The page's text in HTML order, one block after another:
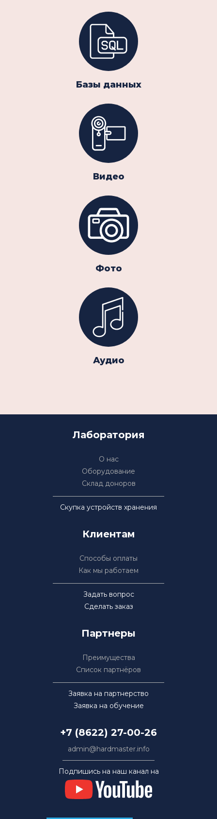
Базы данных
Видео
Фото
Аудио
Лаборатория
О нас
Оборудование
Склад доноров
Скупка устройств хранения
Клиентам
Способы оплаты
Как мы работаем
Задать вопрос
Сделать заказ
Партнеры
Преимущества
Список партнёров
Заявка на партнерство
Заявка на обучение
+7 (8622) 27-00-26
admin@hardmaster.info
Подпишись на наш канал на